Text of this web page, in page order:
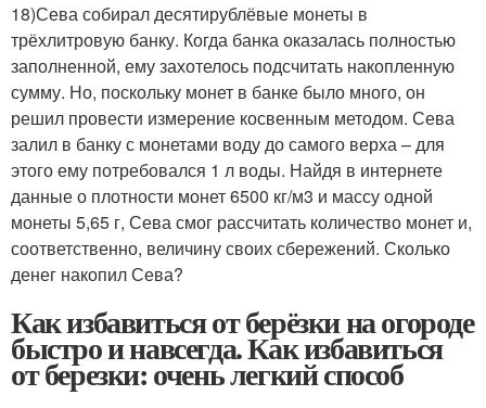
18)Сева собирал десятирублёвые монеты в
трёхлитровую банку. Когда банка оказалась полностью
заполненной, ему захотелось подсчитать накопленную
сумму. Но, поскольку монет в банке было много, он
решил провести измерение косвенным методом. Сева
залил в банку с монетами воду до самого верха – для
этого ему потребовался 1 л воды. Найдя в интернете
данные о плотности монет 6500 кг/м3 и массу одной
монеты 5,65 г, Сева смог рассчитать количество монет и,
соответственно, величину своих сбережений. Сколько
денег накопил Сева?
Как избавиться от берёзки на огороде
быстро и навсегда. Как избавиться
от березки: очень легкий способ